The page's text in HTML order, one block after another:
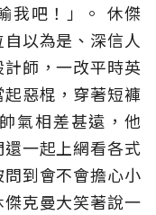
我吧！」。 休傑
以為是、深信人
師，一改平時英
惡棍，穿著短褲
氣相差甚遠，他
一起上網看各式
到會不會擔心小
克曼大笑著說一